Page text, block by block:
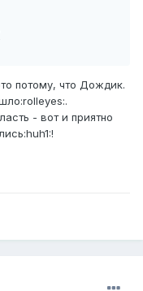
потому, что Дождик.
- вот и приятно